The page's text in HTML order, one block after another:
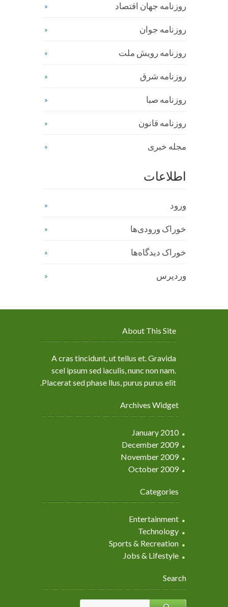
روزنامه جهان اقتصاد
روزنامه جوان
روزنامه رویش ملت
روزنامه شرق
روزنامه صبا
روزنامه قانون
مجله خبری
اطلاعات
ورود
خوراک ورودی‌ها
خوراک دیدگاه‌ها
وردپرس
About This Site
A cras tincidunt, ut tellus et. Gravida
scel ipsum sed iaculis, nunc non nam.
Placerat sed phase llus, purus purus elit.
Archives Widget
January 2010
December 2009
November 2009
October 2009
Categories
Entertainment
Technology
Sports & Recreation
Jobs & Lifestyle
Search